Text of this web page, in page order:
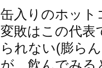
缶入りのホット
変敗はこの代表
られない(膨ら
が、飲んでみ